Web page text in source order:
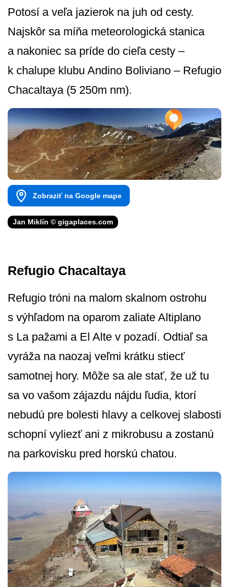
Potosí a veľa jazierok na juh od cesty.
Najskôr sa míňa meteorologická stanica
a nakoniec sa príde do cieľa cesty –
k chalupe klubu Andino Boliviano – Refugio
Chacaltaya (5 250m nm).
Zobraziť na Google mape
Jan Miklín © gigaplaces.com
Refugio Chacaltaya
Refugio tróni na malom skalnom ostrohu
s výhľadom na oparom zaliate Altiplano
s La pažami a El Alte v pozadí. Odtiaľ sa
vyráža na naozaj veľmi krátku stiecť
samotnej hory. Môže sa ale stať, že už tu
sa vo vašom zájazdu nájdu ľudia, ktorí
nebudú pre bolesti hlavy a celkovej slabosti
schopní vyliezť ani z mikrobusu a zostanú
na parkovisku pred horskú chatou.